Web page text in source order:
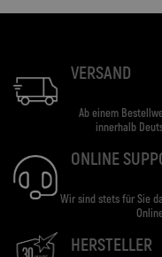
VERSAND
Ab einem
innerhalb
ONLINE
Wir sind stets für Sie
HERSTELLER